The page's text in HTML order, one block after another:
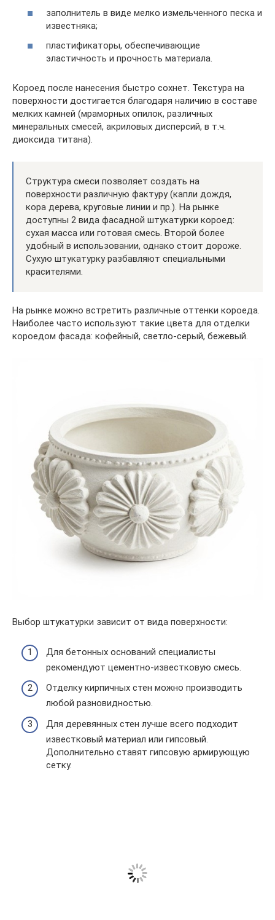
заполнитель в виде мелко измельченного песка и
известняка;
пластификаторы, обеспечивающие
эластичность и прочность материала.
Короед после нанесения быстро сохнет. Текстура на
поверхности достигается благодаря наличию в составе
мелких камней (мраморных опилок, различных
минеральных смесей, акриловых дисперсий, в т.ч.
диоксида титана).
Структура смеси позволяет создать на
поверхности различную фактуру (капли дождя,
кора дерева, круговые линии и пр.). На рынке
доступны 2 вида фасадной штукатурки короед:
сухая масса или готовая смесь. Второй более
удобный в использовании, однако стоит дороже.
Сухую штукатурку разбавляют специальными
красителями.
На рынке можно встретить различные оттенки короеда.
Наиболее часто используют такие цвета для отделки
короедом фасада: кофейный, светло-серый, бежевый.
Выбор штукатурки зависит от вида поверхности:
Для бетонных оснований специалисты
рекомендуют цементно-известковую смесь.
Отделку кирпичных стен можно производить
любой разновидностью.
Для деревянных стен лучше всего подходит
известковый материал или гипсовый.
Дополнительно ставят гипсовую армирующую
сетку.